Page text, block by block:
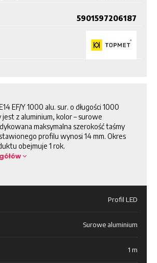
5901597206187
EF/Y 1000 alu. sur. o długości 1000
z aluminium, kolor – surowe
maksymalna szerokość taśmy
profilu wynosi 14 mm. Okres
obejmuje 1 rok.
Profil LED
Surowe aluminium
1 m